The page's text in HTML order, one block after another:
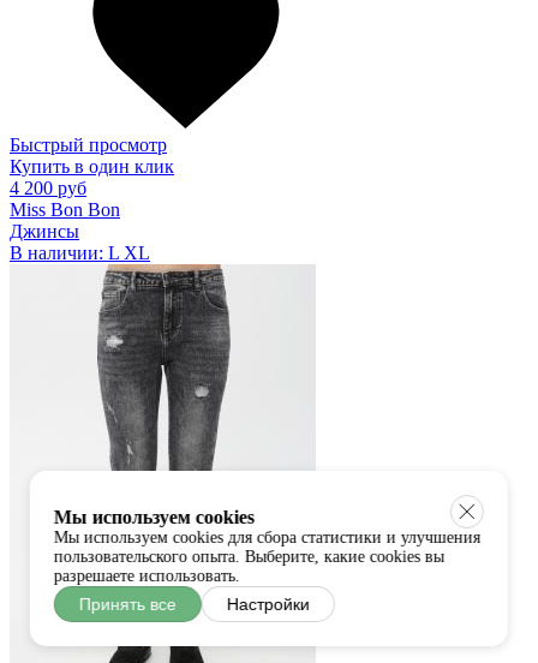
Быстрый просмотр
Купить в один клик
4 200 руб
Miss Bon Bon
Джинсы
В наличии: L XL
Мы используем cookies
Мы используем cookies для сбора статистики и улучшения
пользовательского опыта. Выберите, какие cookies вы
разрешаете использовать.
Принять все Настройки